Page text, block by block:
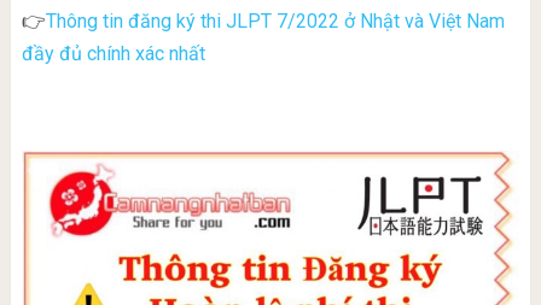
👉Thông tin đăng ký thi JLPT 7/2022 ở Nhật và Việt Nam
đầy đủ chính xác nhất